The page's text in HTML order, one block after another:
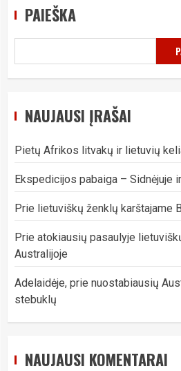
PAIEŠKA
NAUJAUSI ĮRAŠAI
Pietų Afrikos litvakų ir lietuvių
Ekspedicijos pabaiga – Sidnėjuje
Prie lietuviškų ženklų karštajame
Prie atokiausių pasaulyje
Australijoje
Adelaidėje, prie nuostabiausių
stebuklų
NAUJAUSI KOMENTARAI